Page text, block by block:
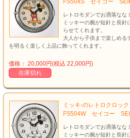
FS504S セイコー
レトロモダンでお洒落なな
ミッキーの腕が短針と長針
らせてくれます。
大人から子供まで楽しめる
を明るく楽しく上品に飾ってくれます。
価格： 20,000円(税込 22,000円)
在庫切れ
ミッキ-のレトロクロッ
FS504W セイコー
レトロモダンでお洒落なな
ミッキーの腕が短針と長針